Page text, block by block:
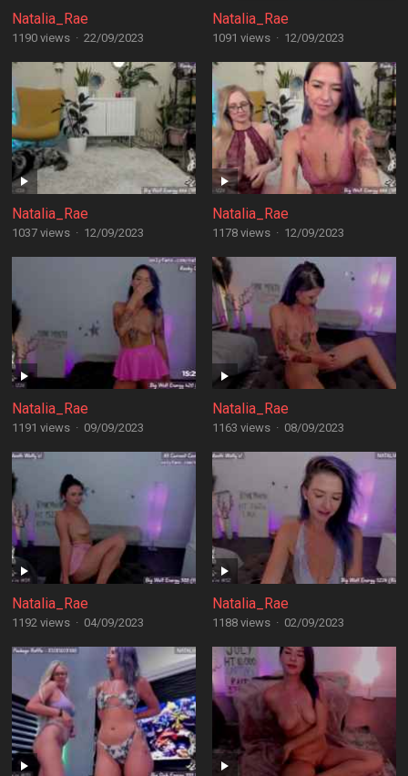
Natalia_Rae
1190 views · 22/09/2023
Natalia_Rae
1091 views · 12/09/2023
Natalia_Rae
1037 views · 12/09/2023
Natalia_Rae
1178 views · 12/09/2023
Natalia_Rae
1191 views · 09/09/2023
Natalia_Rae
1163 views · 08/09/2023
Natalia_Rae
1192 views · 04/09/2023
Natalia_Rae
1188 views · 02/09/2023